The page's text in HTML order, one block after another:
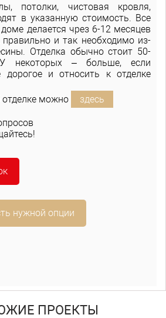
потолки, чистовая кровля,
в указанную стоимость. Все
делается чрез 6-12 месяцев
правильно и так необходимо из-
Отделка обычно стоит 50-
некоторых – больше, если
дорогое и относить к отделке
можно
здесь
нужной опции
ПРОЕКТЫ